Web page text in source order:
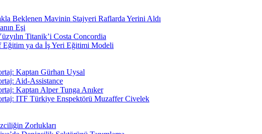
Beklenen Mavinin Stajyeri Raflarda Yerini Aldı
Eşi
Titanik’i Costa Concordia
ya da İş Yeri Eğitimi Modeli
Kaptan Gürhan Uysal
Aid-Assistance
Kaptan Alper Tunga Anıker
ITF Türkiye Enspektörü Muzaffer Civelek
Zorlukları